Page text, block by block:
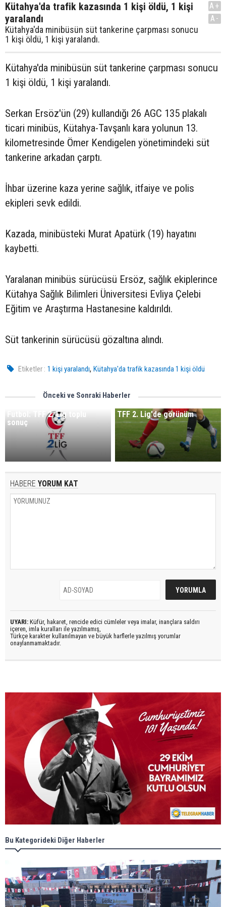
Kütahya'da trafik kazasında 1 kişi öldü, 1 kişi
yaralandı
Kütahya'da minibüsün süt tankerine çarpması sonucu
1 kişi öldü, 1 kişi yaralandı.
A+
A-
Kütahya'da minibüsün süt tankerine çarpması sonucu
1 kişi öldü, 1 kişi yaralandı.
Serkan Ersöz'ün (29) kullandığı 26 AGC 135 plakalı
ticari minibüs, Kütahya-Tavşanlı kara yolunun 13.
kilometresinde Ömer Kendigelen yönetimindeki süt
tankerine arkadan çarptı.
İhbar üzerine kaza yerine sağlık, itfaiye ve polis
ekipleri sevk edildi.
Kazada, minibüsteki Murat Apatürk (19) hayatını
kaybetti.
Yaralanan minibüs sürücüsü Ersöz, sağlık ekiplerince
Kütahya Sağlık Bilimleri Üniversitesi Evliya Çelebi
Eğitim ve Araştırma Hastanesine kaldırıldı.
Süt tankerinin sürücüsü gözaltına alındı.
Etiketler : 1 kişi yaralandı,Kütahya'da trafik kazasında 1 kişi öldü
Önceki ve Sonraki Haberler
Futbol: TFF 2. Lig toplu
sonuç
TFF 2. Lig'de görünüm
HABERE YORUM KAT
UYARI: Küfür, hakaret, rencide edici cümleler veya imalar, inançlara saldırı
içeren, imla kuralları ile yazılmamış,
Türkçe karakter kullanılmayan ve büyük harflerle yazılmış yorumlar
onaylanmamaktadır.
Bu Kategorideki Diğer Haberler